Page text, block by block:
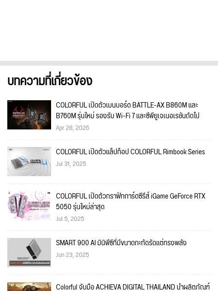
บทความที่เกี่ยวข้อง
COLORFUL เปิดตัวเมนบอร์ด BATTLE-AX B860M และ
B760M รุ่นใหม่ รองรับ Wi-Fi 7 และซีพียูเจเนอเรชันถัดไป
Apr 28, 2026
COLORFUL เปิดตัวแล็ปท็อป COLORFUL Rimbook Series
Jul 31, 2025
COLORFUL เปิดตัวกราฟิกการ์ดซีรีส์ iGame GeForce RTX
5050 รุ่นใหม่ล่าสุด
Jul 5, 2025
SMART 900 AI มินิพีซีที่มีขนาดกะทัดรัดแต่ทรงพลัง
Jun 23, 2025
Colorful จับมือ ACHIEVA DIGITAL THAILAND นำผลิตภัณฑ์